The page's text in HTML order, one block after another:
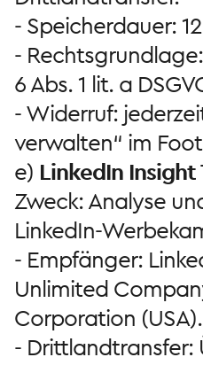
- Speicherdauer:
-
6 Abs. 1 lit. a
- Widerruf:
verwalten“ im
e) LinkedIn Insight
Zweck: Analyse
LinkedIn-
- Empfänger:
Unlimited
Corporation (USA).
-